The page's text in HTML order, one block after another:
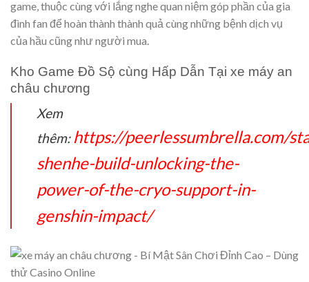
game, thuộc cùng với lắng nghe quan niệm góp phần của gia
đình fan để hoàn thành thành quả cùng những bệnh dịch vụ
của hầu cũng như người mua.
Kho Game Đồ Sộ cùng Hấp Dẫn Tại xe máy an
châu chương
Xem
thêm: https://peerlessumbrella.com/
shenhe-build-unlocking-the-
power-of-the-cryo-support-in-
genshin-impact/